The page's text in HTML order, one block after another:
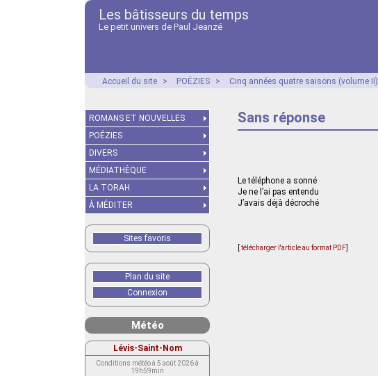
Les bâtisseurs du temps
Le petit univers de Paul Jeanzé
Accueil du site > POÉZIES > Cinq années quatre saisons (volume II)
Sans réponse
Le téléphone a sonné
Je ne l’ai pas entendu
J’avais déjà décroché
télécharger l'article au format PDF
ROMANS ET NOUVELLES
POÉZIES
DIVERS
MÉDIATHÈQUE
LA TORAH
À MÉDITER
Sites favoris
Plan du site
Connexion
Météo
Lévis-Saint-Nom
Conditions météo à 5 août 2026 à
19h59min